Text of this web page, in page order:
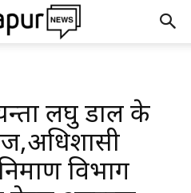
लघु डाल के
विभाग